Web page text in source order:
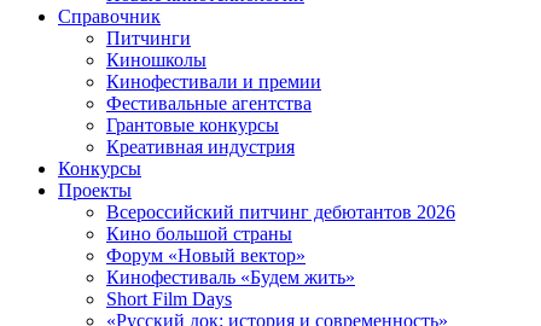
Справочник
Питчинги
Киношколы
Кинофестивали и премии
Фестивальные агентства
Грантовые конкурсы
Креативная индустрия
Конкурсы
Проекты
Всероссийский питчинг дебютантов 2026
Кино большой страны
Форум «Новый вектор»
Кинофестиваль «Будем жить»
Short Film Days
«Русский док: история и современность»